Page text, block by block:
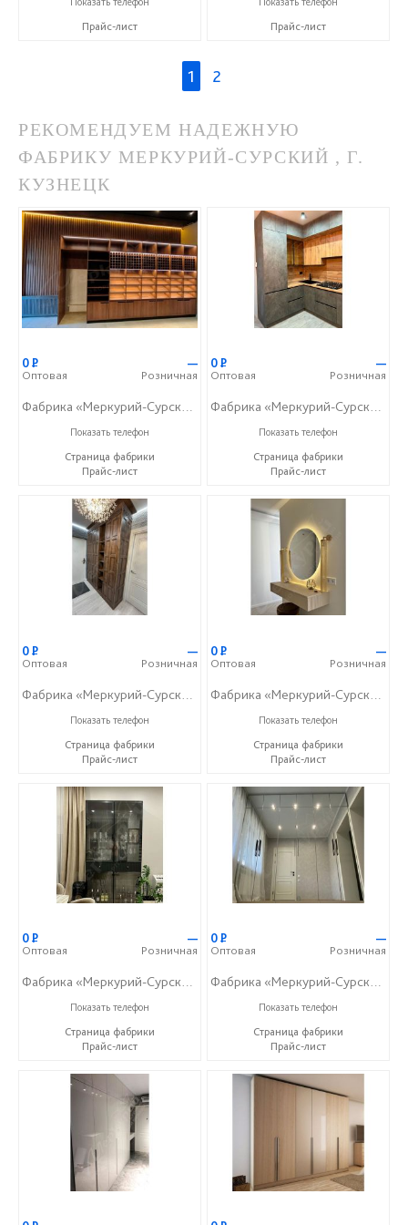
Прайс-лист
Прайс-лист
1 2
РЕКОМЕНДУЕМ НАДЕЖНУЮ
ФАБРИКУ МЕРКУРИЙ-СУРСКИЙ , Г.
КУЗНЕЦК
0Р
Оптовая
—
Розничная
Фабрика «Меркурий-Сурский»
+7 (8415) 73-05-06
Показать телефон
Страница фабрики
Прайс-лист
0Р
Оптовая
—
Розничная
Фабрика «Меркурий-Сурский»
+7 (8415) 73-05-06
Показать телефон
Страница фабрики
Прайс-лист
0Р
Оптовая
—
Розничная
+7 (8415) 73-05-06
Показать телефон
Страница фабрики
Прайс-лист
0Р
Оптовая
—
Розничная
+7 (8415) 73-05-06
Показать телефон
Страница фабрики
Прайс-лист
0Р
Оптовая
—
Розничная
Фабрика «Меркурий-Сурский»
+7 (8415) 73-05-06
Показать телефон
Страница фабрики
Прайс-лист
0Р
Оптовая
—
Розничная
Фабрика «Меркурий-Сурский»
+7 (8415) 73-05-06
Показать телефон
Страница фабрики
Прайс-лист